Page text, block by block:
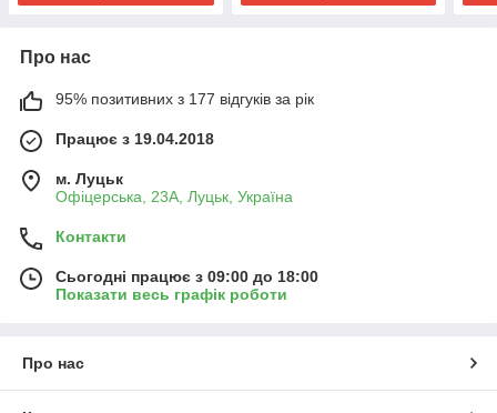
Про нас
95% позитивних з 177 відгуків за рік
Працює з 19.04.2018
м. Луцьк
Офіцерська, 23А, Луцьк, Україна
Контакти
Сьогодні працює з 09:00 до 18:00
Показати весь графік роботи
Про нас